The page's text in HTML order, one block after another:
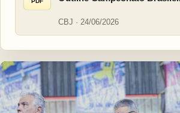
CBJ · 24/06/2026